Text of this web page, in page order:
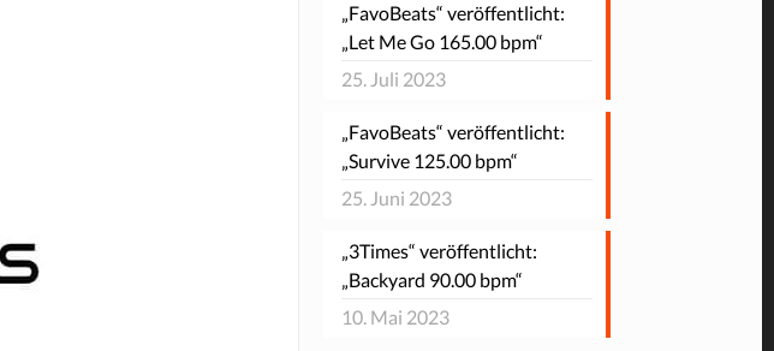
„FavoBeats“ veröffentlicht:
„Let Me Go 165.00 bpm“
25. Juli 2023
„FavoBeats“ veröffentlicht:
„Survive 125.00 bpm“
25. Juni 2023
„3Times“ veröffentlicht:
„Backyard 90.00 bpm“
10. Mai 2023